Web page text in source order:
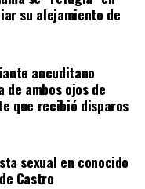
fue rechazada.
que el nuevo
noticia para
tiempo venían
sitios, aunque ahora
algunos requisitos
de ocupación de la
su alejamiento de
ancuditano
ambos ojos de
que recibió disparos
sexual en conocido
Castro